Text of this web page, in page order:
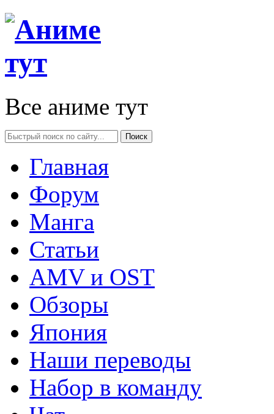
Все аниме тут
Главная
Форум
Манга
Статьи
AMV и OST
Обзоры
Япония
Наши переводы
Набор в команду